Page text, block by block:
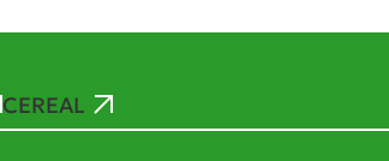
CEREAL